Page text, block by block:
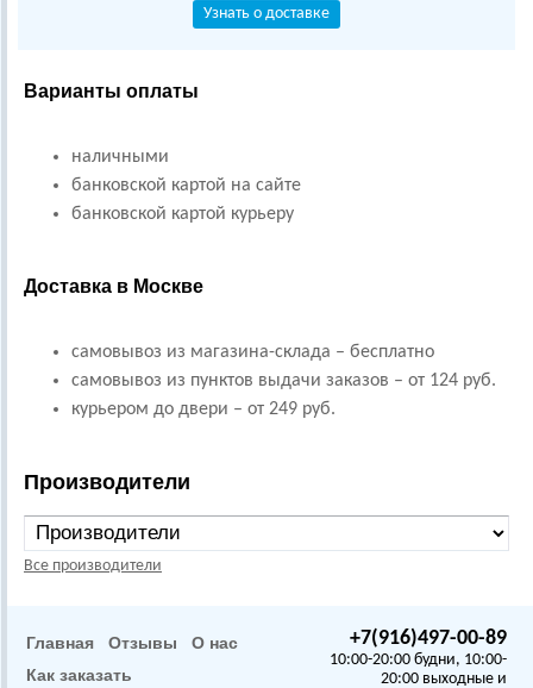
Узнать о доставке
Варианты оплаты
наличными
банковской картой на сайте
банковской картой курьеру
Доставка в Москве
самовывоз из магазина-склада – бесплатно
самовывоз из пунктов выдачи заказов – от 124 руб.
курьером до двери – от 249 руб.
Производители
Все производители
+7(916)497-00-89
10:00-20:00 будни, 10:00-
20:00 выходные и
Главная Отзывы
О нас
Как заказать